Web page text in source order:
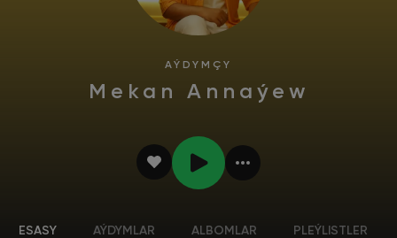
AÝDYMÇY
Mekan Annaýew
ESASY AÝDYMLAR ALBOMLAR PLEÝLISTLER